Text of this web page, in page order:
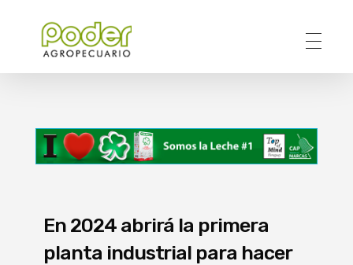
En 2024 abrirá la primera
planta industrial para hacer